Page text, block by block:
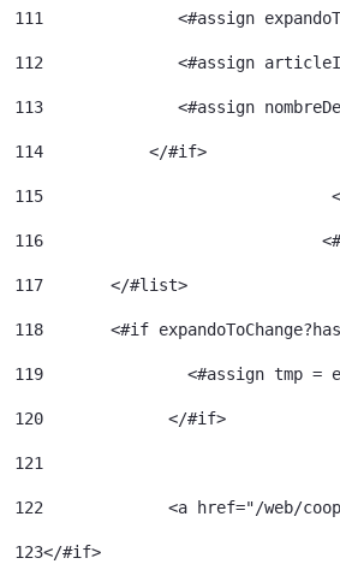
111
<#assign
112
<#assign
113
<#assign
114
           </#if>
115
116
117
	  </#list>
118
<#if
119
120
121
122
<a href="/web/
123</#if>